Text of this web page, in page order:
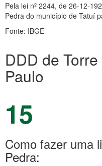
Pela lei nº 2244, de 26-12-
Pedra do município de Tatuí
Fonte: IBGE
DDD de
Paulo
15
Como fazer uma
Pedra: